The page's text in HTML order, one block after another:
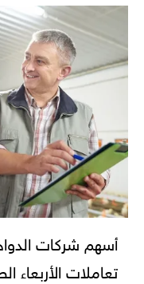
أسهم شركات
تعاملات الأربعاء